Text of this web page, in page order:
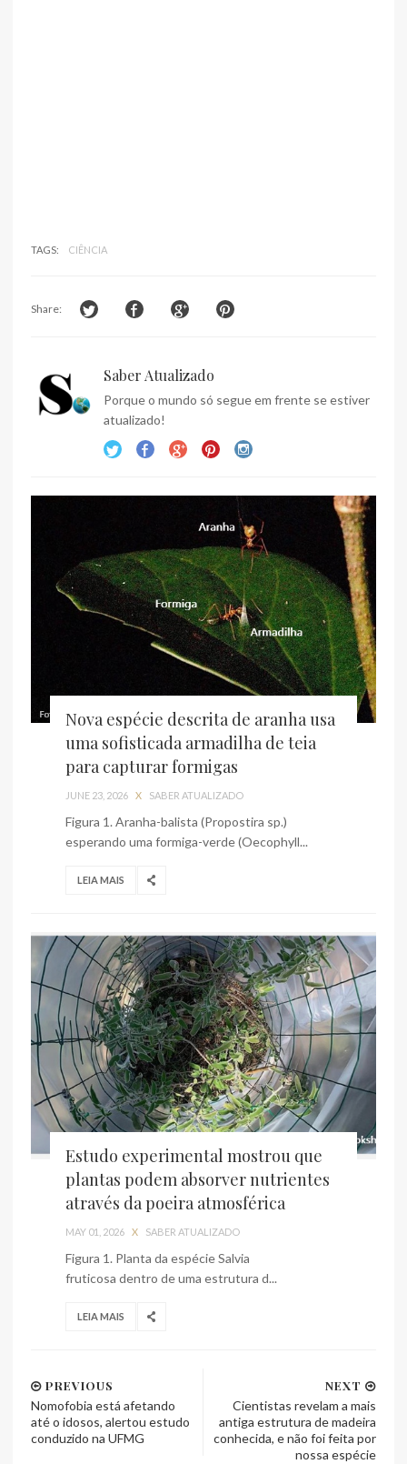
TAGS: CIÊNCIA
Share:
Saber Atualizado
Porque o mundo só segue em frente se estiver
atualizado!
Nova espécie descrita de aranha usa
uma sofisticada armadilha de teia
para capturar formigas
JUNE 23, 2026 X SABER ATUALIZADO
Figura 1. Aranha-balista (Propostira sp.)
esperando uma formiga-verde (Oecophyll...
LEIA MAIS
Estudo experimental mostrou que
plantas podem absorver nutrientes
através da poeira atmosférica
MAY 01, 2026 X SABER ATUALIZADO
Figura 1. Planta da espécie Salvia
fruticosa dentro de uma estrutura d...
LEIA MAIS
NEXT
Cientistas revelam a mais
antiga estrutura de madeira
conhecida, e não foi feita por
nossa espécie
PREVIOUS
Nomofobia está afetando
até o idosos, alertou estudo
conduzido na UFMG